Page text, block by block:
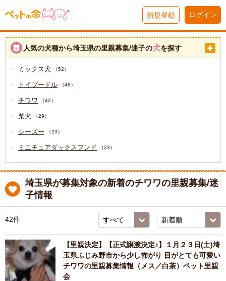
新規登録 ログイン
人気の犬種から埼玉県の里親募集/迷子の犬を探す
ミックス犬 （52）
トイプードル （48）
チワワ （42）
柴犬 （29）
シーズー （29）
ミニチュアダックスフンド （23）
埼玉県が募集対象の新着のチワワの里親募集/迷
子情報
42件
【里親決定】【正式譲渡決定♪】１月２３日(土)埼
玉県ふじみ野市から少し怖がり 目がとても可愛い
チワワの里親募集情報（メス／白茶）ペット里親
会